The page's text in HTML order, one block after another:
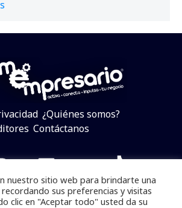
¿Quiénes somos?
Contáctanos
Twitter
LinkedIn
Telegram
YouTube
TikTok
nuestro sitio web para brindarte una
sus preferencias y visitas
clic en "Aceptar todo" usted da su